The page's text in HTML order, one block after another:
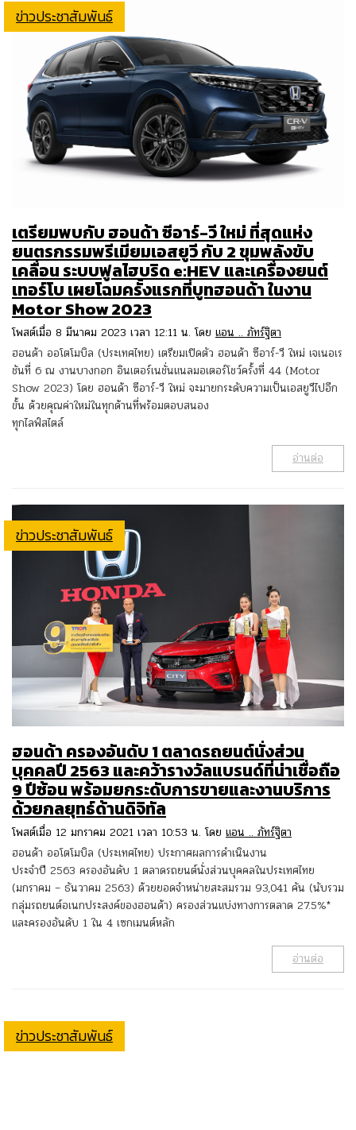
ข่าวประชาสัมพันธ์
เตรียมพบกับ ฮอนด้า ซีอาร์-วี ใหม่ ที่สุดแห่ง
ยนตรกรรมพรีเมียมเอสยูวี กับ 2 ขุมพลังขับ
เคลื่อน ระบบฟูลไฮบริด e:HEV และเครื่องยนต์
เทอร์โบ เผยโฉมครั้งแรกที่บูทฮอนด้า ในงาน
Motor Show 2023
โพสต์เมื่อ 8 มีนาคม 2023 เวลา 12:11 น. โดย แอน .. ภัทร์ฐิตา
ฮอนด้า ออโตโมบิล (ประเทศไทย) เตรียมเปิดตัว ฮอนด้า ซีอาร์-วี ใหม่ เจเนอเร
ชันที่ 6 ณ งานบางกอก อินเตอร์เนชั่นแนลมอเตอร์โชว์ครั้งที่ 44 (Motor
Show 2023) โดย ฮอนด้า ซีอาร์-วี ใหม่ จะมายกระดับความเป็นเอสยูวีไปอีก
ขั้น ด้วยคุณค่าใหม่ในทุกด้านที่พร้อมตอบสนอง
ทุกไลฟ์สไตล์
อ่านต่อ
ข่าวประชาสัมพันธ์
ฮอนด้า ครองอันดับ 1 ตลาดรถยนต์นั่งส่วน
บุคคลปี 2563 และคว้ารางวัลแบรนด์ที่น่าเชื่อถือ
9 ปีซ้อน พร้อมยกระดับการขายและงานบริการ
ด้วยกลยุทธ์ด้านดิจิทัล
โพสต์เมื่อ 12 มกราคม 2021 เวลา 10:53 น. โดย แอน .. ภัทร์ฐิตา
ฮอนด้า ออโตโมบิล (ประเทศไทย) ประกาศผลการดำเนินงาน
ประจำปี 2563 ครองอันดับ 1 ตลาดรถยนต์นั่งส่วนบุคคลในประเทศไทย
(มกราคม – ธันวาคม 2563) ด้วยยอดจำหน่ายสะสมรวม 93,041 คัน (นับรวม
กลุ่มรถยนต์อเนกประสงค์ของฮอนด้า) ครองส่วนแบ่งทางการตลาด 27.5%*
และครองอันดับ 1 ใน 4 เซกเมนต์หลัก
อ่านต่อ
ข่าวประชาสัมพันธ์